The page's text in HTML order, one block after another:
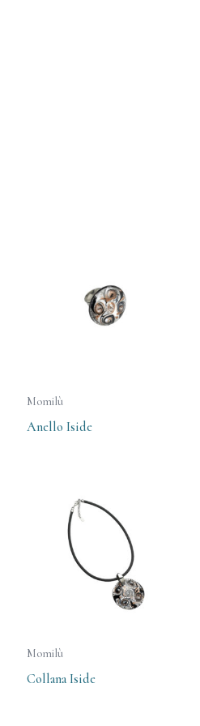
Momilù
Anello Iside
Momilù
Collana Iside